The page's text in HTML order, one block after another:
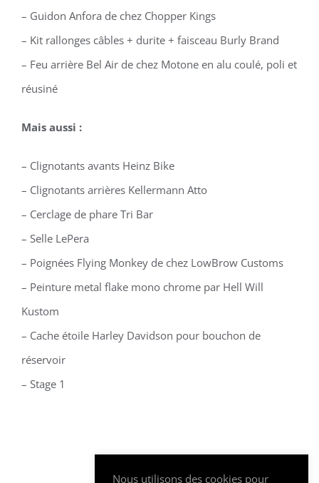
– Guidon Anfora de chez Chopper Kings
– Kit rallonges câbles + durite + faisceau Burly Brand
– Feu arrière Bel Air de chez Motone en alu coulé, poli et
réusiné
Mais aussi :
– Clignotants avants Heinz Bike
– Clignotants arrières Kellermann Atto
– Cerclage de phare Tri Bar
– Selle LePera
– Poignées Flying Monkey de chez LowBrow Customs
– Peinture metal flake mono chrome par Hell Will
Kustom
– Cache étoile Harley Davidson pour bouchon de
réservoir
– Stage 1
Nous utilisons des cookies pour